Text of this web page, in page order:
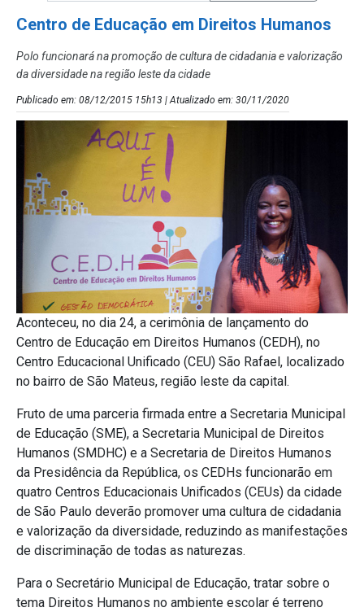
Centro de Educação em Direitos Humanos
Polo funcionará na promoção de cultura de cidadania e valorização
da diversidade na região leste da cidade
Publicado em: 08/12/2015 15h13 | Atualizado em: 30/11/2020
Aconteceu, no dia 24, a cerimônia de lançamento do
Centro de Educação em Direitos Humanos (CEDH), no
Centro Educacional Unificado (CEU) São Rafael, localizado
no bairro de São Mateus, região leste da capital.
Fruto de uma parceria firmada entre a Secretaria Municipal
de Educação (SME), a Secretaria Municipal de Direitos
Humanos (SMDHC) e a Secretaria de Direitos Humanos
da Presidência da República, os CEDHs funcionarão em
quatro Centros Educacionais Unificados (CEUs) da cidade
de São Paulo deverão promover uma cultura de cidadania
e valorização da diversidade, reduzindo as manifestações
de discriminação de todas as naturezas.
Para o Secretário Municipal de Educação, tratar sobre o
tema Direitos Humanos no ambiente escolar é terreno